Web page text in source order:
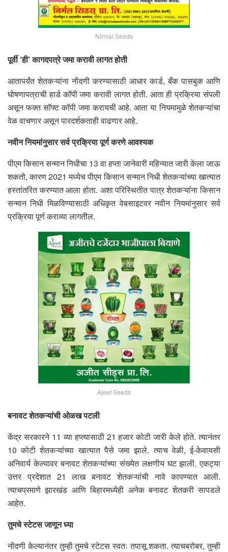
NIrmal Seeds
पूर्वी ‘ही’ कागदपत्रे जमा करावी लागत होती
आतापर्यंत शेतकऱ्यांना नोंदणी करण्यासाठी आधार कार्ड, बँक पासबुक आणि
घोषणापत्राची हार्ड कॉपी जमा करावी लागत होती. आता ही प्रक्रिया संपली
असून फक्त सॉफ्ट कॉपी जमा करायची आहे. आता या नियमामुळे शेतकऱ्यांचा
वेळ वाचणार असून पारदर्शकताही वाढणार आहे.
नवीन नियमांनुसार सर्व प्रक्रिया पूर्ण करणे आवश्यक
पीएम किसान सन्मान निधीचा 13 वा हप्ता जानेवारी महिन्यात जारी केला जाऊ
शकतो, कारण 2021 मध्येच पीएम किसान सन्मान निधी शेतकऱ्यांच्या खात्यात
हस्तांतरित करण्यात आला होता. अशा परिस्थितीत पात्र शेतकऱ्यांना किसान
सन्मान निधी मिळविण्यासाठी अधिकृत वेबसाइटवर नवीन नियमांनुसार सर्व
प्रक्रिया पूर्ण कराव्या लागतील.
Ajeet Seeds
बनावट शेतकऱ्यांची ओळख पटली
केंद्र सरकारने 11 व्या हप्त्यासाठी 21 हजार कोटी जारी केले होते. त्यानंतर
10 कोटी शेतकऱ्यांच्या खात्यात पैसे जमा झाले. त्याच वेळी, ई-केवायसी
अनिवार्य केल्यावर बनावट शेतकऱ्यांच्या संख्येत लक्षणीय घट झाली. एकट्या
उत्तर प्रदेशात 21 लाख बनावट शेतकऱ्यांची नावे कापण्यात आली.
त्याचप्रमाणे झारखंड आणि बिहारमध्येही अनेक बनावट शेतकरी सापडले
आहेत.
तुमचे स्टेटस जाणून घ्या
नोंदणी केल्यानंतर तुम्ही तुमचे स्टेटस स्वतः तपासू शकता. त्याचबरोबर, तुम्ही